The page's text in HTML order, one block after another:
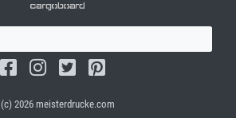
(c) 2026 meisterdrucke.com